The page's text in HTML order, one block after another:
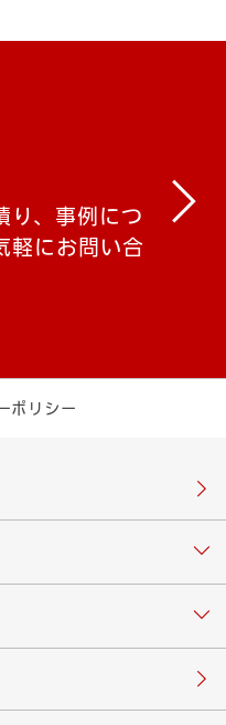
り、事例につ
軽にお問い合
ポリシー